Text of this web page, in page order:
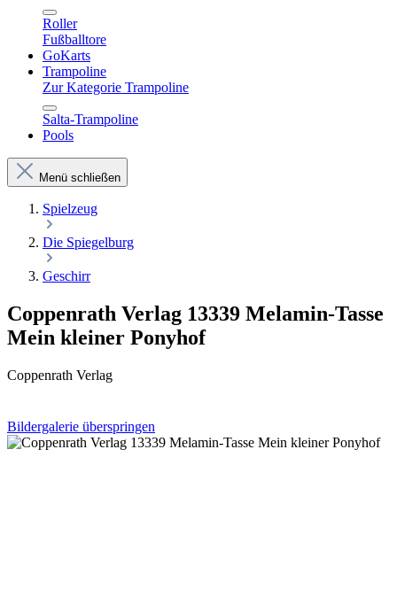
Roller
Fußballtore
GoKarts
Trampoline
Zur Kategorie Trampoline
Salta-Trampoline
Pools
Menü schließen
Spielzeug
Die Spiegelburg
Geschirr
Coppenrath Verlag 13339 Melamin-Tasse
Mein kleiner Ponyhof
Coppenrath Verlag
Bildergalerie überspringen